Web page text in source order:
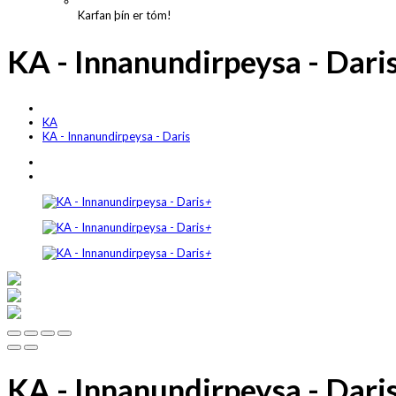
Karfan þín er tóm!
KA - Innanundirpeysa -
KA
KA - Innanundirpeysa - Daris
+
+
+